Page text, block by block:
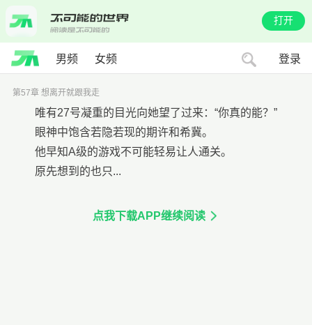
打开
男频 女频 登录
第57章 想离开就跟我走
唯有27号凝重的目光向她望了过来：“你真的能？”
眼神中饱含若隐若现的期许和希冀。
他早知A级的游戏不可能轻易让人通关。
原先想到的也只...
点我下载APP继续阅读